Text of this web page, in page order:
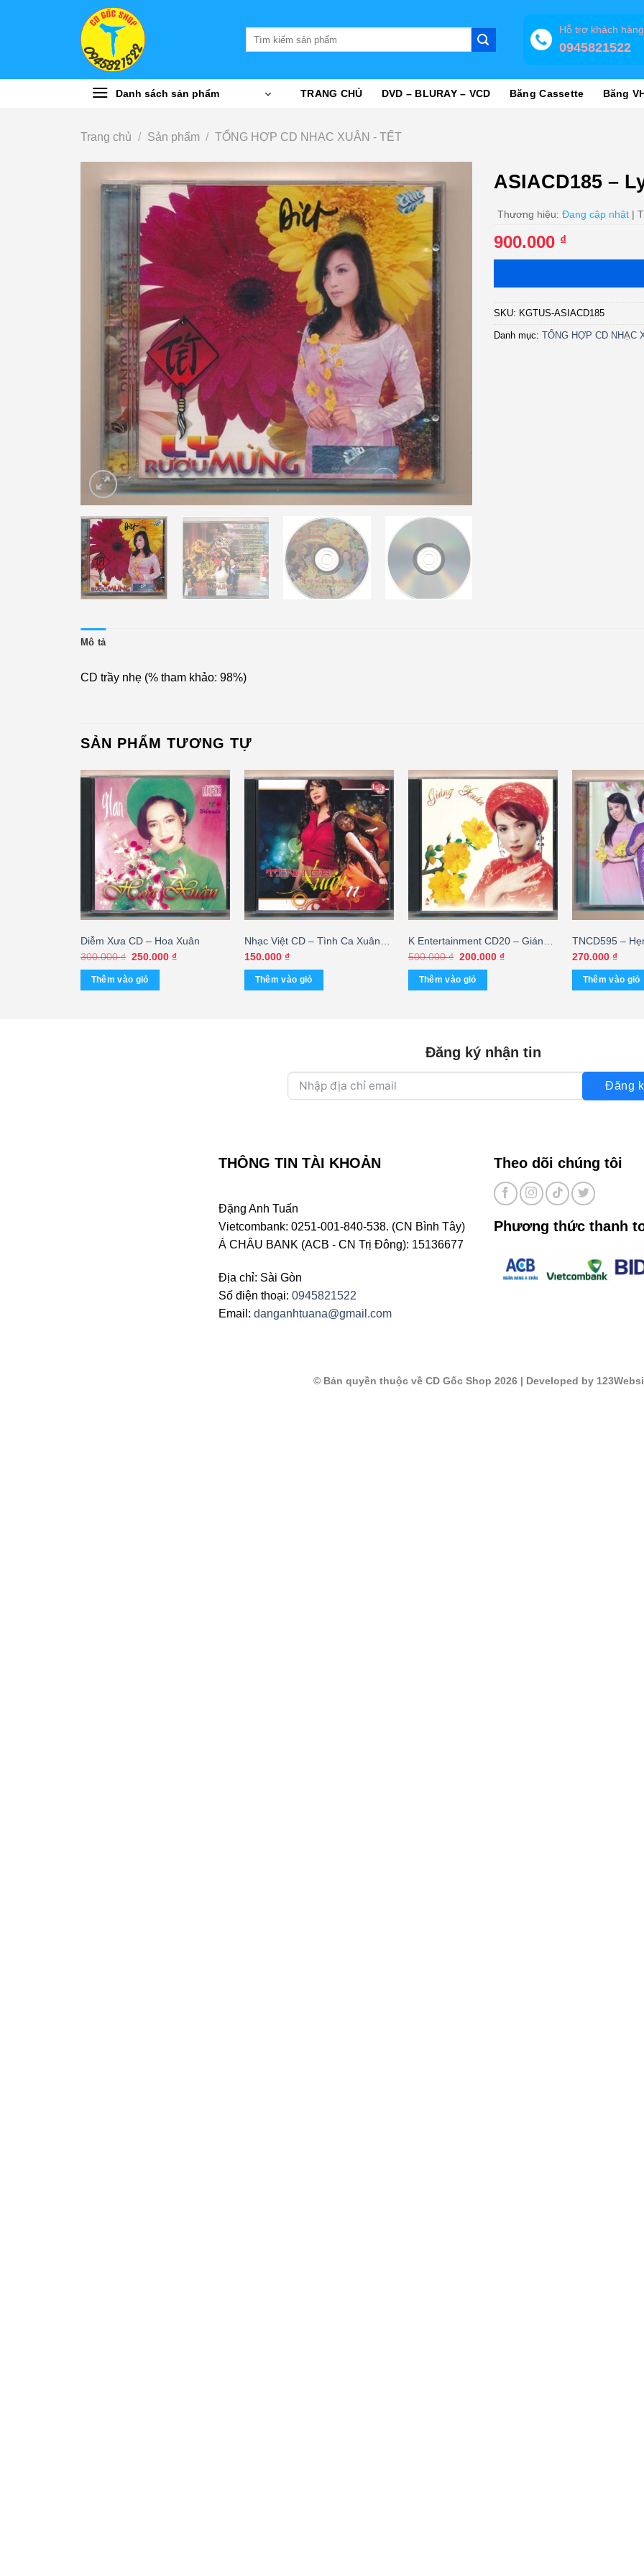
Hỗ trợ khách hàng
0945821522
Danh sách sản phẩm TRANG CHỦ DVD – BLURAY – VCD Băng Cassette Băng
Trang chủ / Sản phẩm / TỔNG HỢP CD NHẠC XUÂN - TẾT
ASIACD185 –
Thương hiệu: Đang cập nhật |
900.000 ₫
SKU: KGTUS-ASIACD185
Danh mục: TỔNG HỢP CD NHẠC
Mô tả
CD trầy nhẹ (% tham khảo: 98%)
SẢN PHẨM TƯƠNG TỰ
Diễm Xưa CD – Hoa Xuân
300.000₫ Giá
là:
300.000 ₫.
250.000 ₫Giá
Thêm vào giỏ
Nhạc Việt CD – Tình Ca Xuân
11
150.000 ₫
Thêm vào giỏ
K Entertainment CD20 – Giáng
Xuân (CD Trầy, KHÔNG BÌA
GỐC)
500.000₫ Giá
là:
500.000 ₫.
200.000 ₫Giá
Thêm vào giỏ
TNCD595 –
270.000 ₫
Thêm vào giỏ
Đăng ký nhận tin
Đăng
THÔNG TIN TÀI KHOẢN
Đặng Anh Tuấn
Vietcombank: 0251-001-840-538. (CN Bình Tây)
Á CHÂU BANK (ACB - CN Trị Đông): 15136677
Địa chỉ: Sài Gòn
Số điện thoại: 0945821522
Email: danganhtuana@gmail.com
Theo dõi chúng tôi
Phương thức thanh
© Bản quyền thuộc về CD Gốc Shop 2026| Developed by